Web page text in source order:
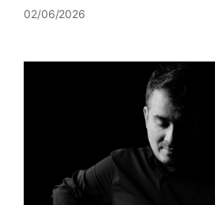
02/06/2026